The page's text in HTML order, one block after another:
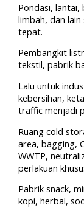
Pondasi,
limbah, dan
tepat.
Pembangkit
tekstil, pabrik
Lalu untuk
kebersihan,
traffic menjadi
Ruang cold
area, bagging,
WWTP,
perlakuan
Pabrik snack,
kopi, herbal,